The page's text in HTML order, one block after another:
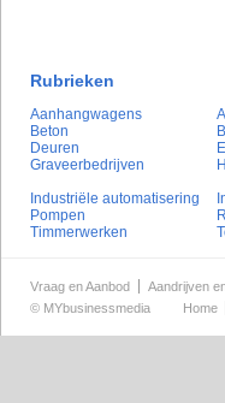
Rubrieken
Aanhangwagens
Beton
Deuren
Graveerbedrijven
Industriële automatisering
Pompen
Timmerwerken
Vraag en Aanbod Aandrijven
© MYbusinessmedia Home